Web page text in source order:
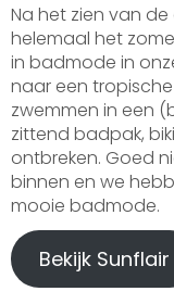
Na het zien van
helemaal het
in badmode in
naar een
zwemmen in een
zittend badpak,
ontbreken. Goed
binnen en we
mooie badmode.
Bekijk Sunflair